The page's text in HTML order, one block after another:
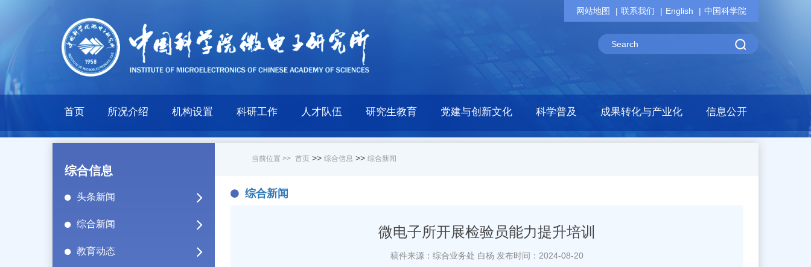
网站地图 联系我们 English 中国科学院
首页 所况介绍 机构设置 科研工作 人才队伍 研究生教育 党建与创新文化 科学普及 成果转化与产业化 信息公开
综合信息
头条新闻
综合新闻
教育动态
当前位置 >> 首页 >> 综合信息 >> 综合新闻
综合新闻
微电子所开展检验员能力提升培训
稿件来源：综合业务处 白杨 发布时间：2024-08-20